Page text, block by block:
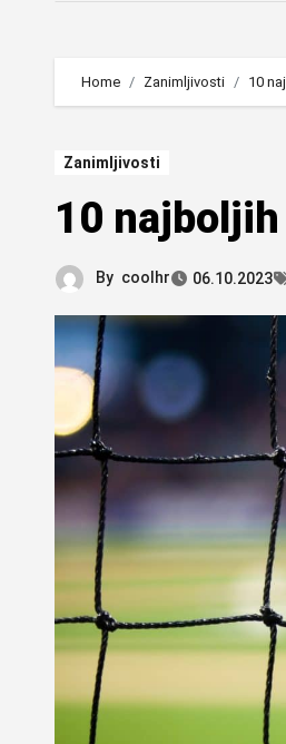
Home Zanimljivosti 10
Zanimljivosti
10
By coolhr 06.10.2023